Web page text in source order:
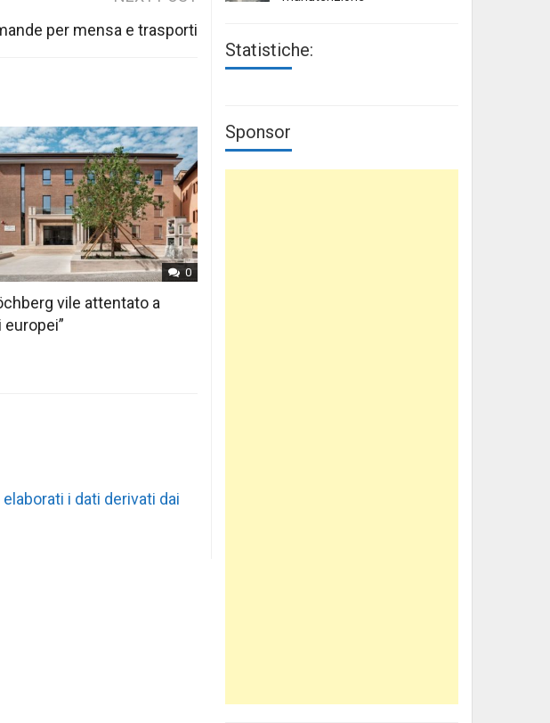
per mensa e trasporti
0
vile attentato a
europei”
i dati derivati dai
Statistiche:
Sponsor